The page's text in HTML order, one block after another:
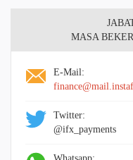
MASA
E-Mail:
Twitter:
@ifx_payments